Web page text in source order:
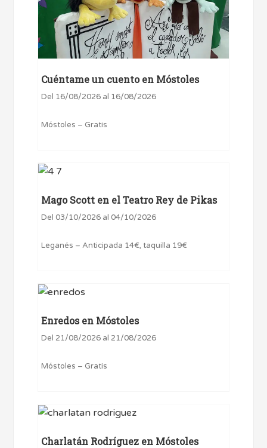
Cuéntame un cuento en Móstoles
Del 16/08/2026 al 16/08/2026
Móstoles – Gratis
Mago Scott en el Teatro Rey de Pikas
Del 03/10/2026 al 04/10/2026
Leganés – Anticipada 14€, taquilla 19€
Enredos en Móstoles
Del 21/08/2026 al 21/08/2026
Móstoles – Gratis
Charlatán Rodríguez en Móstoles